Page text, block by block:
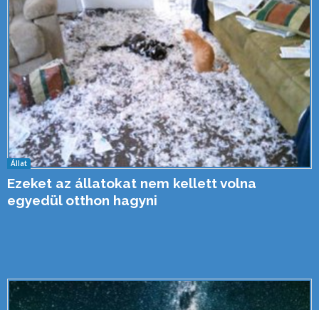
Állat
Ezeket az állatokat nem kellett volna
egyedül otthon hagyni